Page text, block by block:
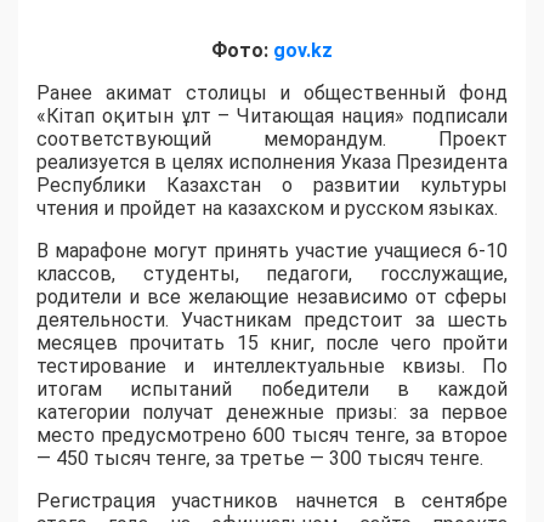
Фото: gov.kz
Ранее акимат столицы и общественный фонд
«Кітап оқитын ұлт – Читающая нация» подписали
соответствующий меморандум. Проект
реализуется в целях исполнения Указа Президента
Республики Казахстан о развитии культуры
чтения и пройдет на казахском и русском языках.
В марафоне могут принять участие учащиеся 6-10
классов, студенты, педагоги, госслужащие,
родители и все желающие независимо от сферы
деятельности. Участникам предстоит за шесть
месяцев прочитать 15 книг, после чего пройти
тестирование и интеллектуальные квизы. По
итогам испытаний победители в каждой
категории получат денежные призы: за первое
место предусмотрено 600 тысяч тенге, за второе
— 450 тысяч тенге, за третье — 300 тысяч тенге.
Регистрация участников начнется в сентябре